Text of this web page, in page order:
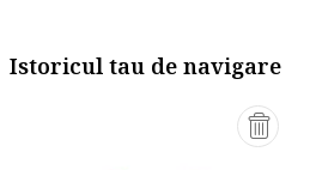
Istoricul tau de navigare